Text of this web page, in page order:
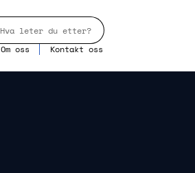
Om oss Kontakt oss